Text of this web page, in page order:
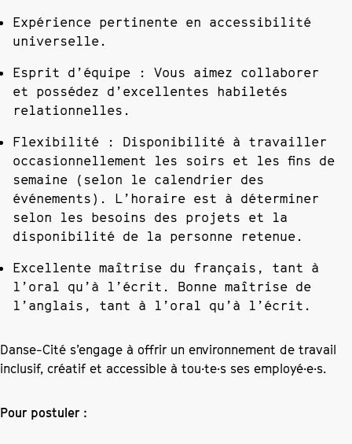
Expérience pertinente en accessibilité
universelle .
Esprit d’équipe : Vous aimez collaborer
et possédez d’excellentes habiletés
relationnelles.
Flexibilité : Disponibilité à travailler
occasionnellement les soirs et les fins de
semaine (selon le calendrier des
événements). L’horaire est à déterminer
selon les besoins des projets et la
disponibilité de la personne retenue.
Excellente maîtrise du français, tant à
l’oral qu’à l’écrit. Bonne maîtrise de
l’anglais, tant à l’oral qu’à l’écrit.
Danse-Cité s’engage à offrir un environnement de travail
inclusif, créatif et accessible à tou·te·s ses employé·e·s.
Pour postuler :